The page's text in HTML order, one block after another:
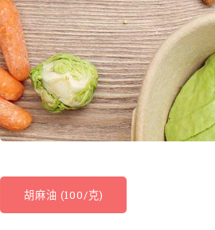
胡麻油 (100/克)